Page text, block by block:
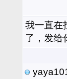
我一直在
了，发给